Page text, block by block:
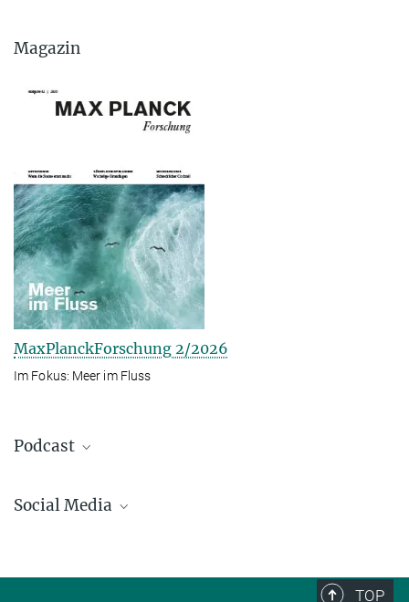
Magazin
MaxPlanckForschung 2/2026
Im Fokus: Meer im Fluss
Podcast
Social Media
TOP